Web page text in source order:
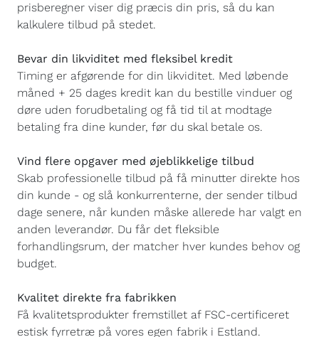
prisberegner viser dig præcis din pris, så du kan
kalkulere tilbud på stedet.
Bevar din likviditet med fleksibel kredit
Timing er afgørende for din likviditet. Med løbende
måned + 25 dages kredit kan du bestille vinduer og
døre uden forudbetaling og få tid til at modtage
betaling fra dine kunder, før du skal betale os.
Vind flere opgaver med øjeblikkelige tilbud
Skab professionelle tilbud på få minutter direkte hos
din kunde - og slå konkurrenterne, der sender tilbud
dage senere, når kunden måske allerede har valgt en
anden leverandør. Du får det fleksible
forhandlingsrum, der matcher hver kundes behov og
budget.
Kvalitet direkte fra fabrikken
Få kvalitetsprodukter fremstillet af FSC-certificeret
estisk fyrretræ på vores egen fabrik i Estland.